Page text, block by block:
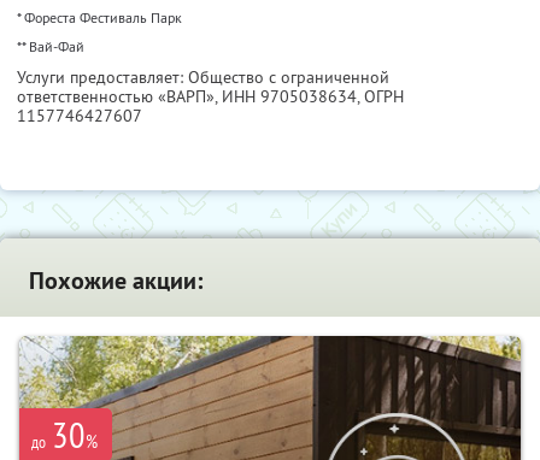
* Фореста Фестиваль Парк
** Вай-Фай
Услуги предоставляет: Общество с ограниченной
ответственностью «ВАРП», ИНН 9705038634, ОГРН
1157746427607
Похожие акции:
до 30%